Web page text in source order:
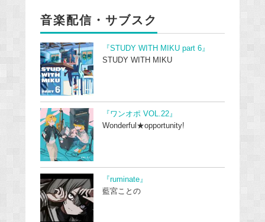
音楽配信・サブスク
『STUDY WITH MIKU part 6』
STUDY WITH MIKU
『ワンオポ VOL.22』
Wonderful★opportunity!
『ruminate』
藍宮ことの